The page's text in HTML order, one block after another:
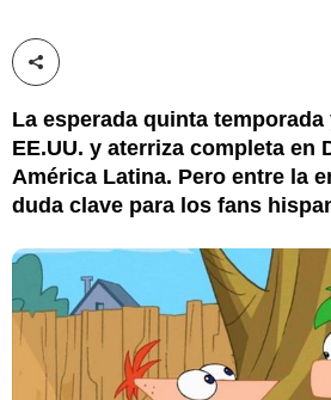
Compartir esta noticia
La esperada quinta temporada
EE.UU. y aterriza completa en
América Latina. Pero entre la
duda clave para los fans